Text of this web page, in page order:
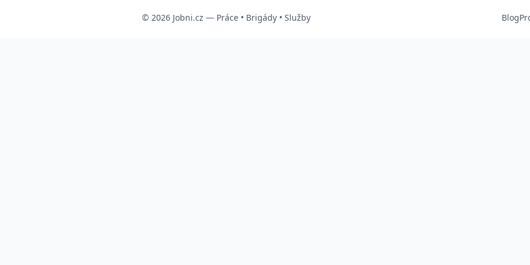
© 2026 Jobni.cz — Práce • Brigády • Služby Blog